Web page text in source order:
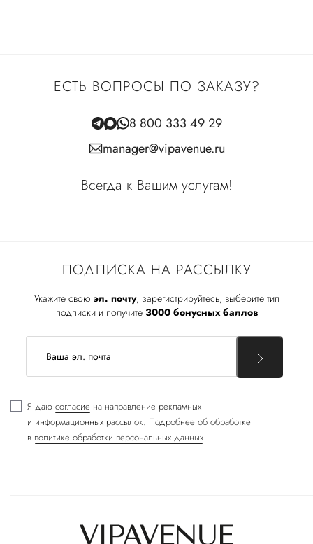
ПОДПИСКА НА РАССЫЛКУ
Укажите свою эл. почту, зарегистрируйтесь, выберите тип
подписки и получите 3000 бонусных баллов
Я даю согласие на направление рекламных
и информационных рассылок. Подробнее об обработке
в политике обработки персональных данных
ЕСТЬ ВОПРОСЫ ПО ЗАКАЗУ?
8 800 333 49 29
manager@vipavenue.ru
Всегда к Вашим услугам!